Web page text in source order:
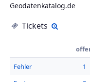
Geodatenkatalog.de
Tickets
Fehler
1